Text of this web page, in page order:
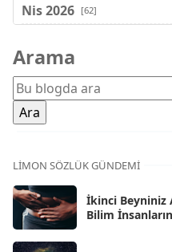
Nis 2026 [62]
Şub 2026
Oca 2026 [72]
Ara 2025
Kas 2025
Eki 2025
Eyl 2025 [56]
Ağu 2025
Arama
LIMON SÖZLÜK GÜNDEMI
İkinci Beyniniz
Bilim